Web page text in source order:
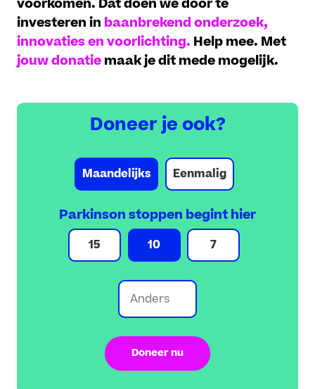
voorkomen. Dat doen we door te
investeren in baanbrekend onderzoek,
innovaties en voorlichting. Help mee. Met
jouw donatie maak je dit mede mogelijk.
Doneer je ook?
Maandelijks Eenmalig
Parkinson stoppen begint hier
15 10 7
Doneer nu